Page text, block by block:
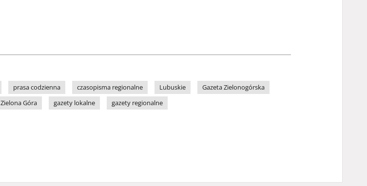
prasa codzienna czasopisma regionalne Lubuskie
Gazeta Zielonogórska
Zielona Góra gazety lokalne gazety regionalne